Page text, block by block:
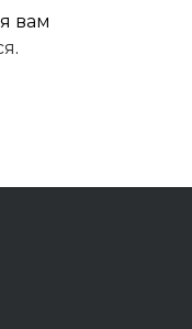
вам
.